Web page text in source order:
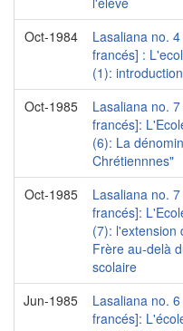
Oct-1984
Lasaliana no.
francés] :
(1): introduction
Oct-1985
Lasaliana no.
francés]:
(6): La
Chrétiennnes"
Oct-1985
Lasaliana no.
francés]:
(7): l'extension
Frère au-delà
scolaire
Jun-1985
Lasaliana no.
francés]: